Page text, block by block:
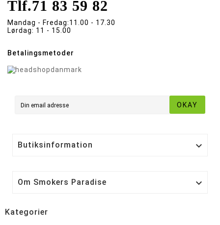
Tlf.71 83 59 82
Mandag - Fredag:11.00 - 17.30
Lørdag: 11 - 15.00
Betalingsmetoder
OKAY
Butiksinformation 
Om Smokers Paradise 
Kategorier